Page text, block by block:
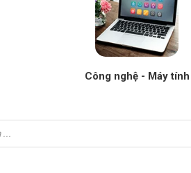
Công nghệ - Máy tính